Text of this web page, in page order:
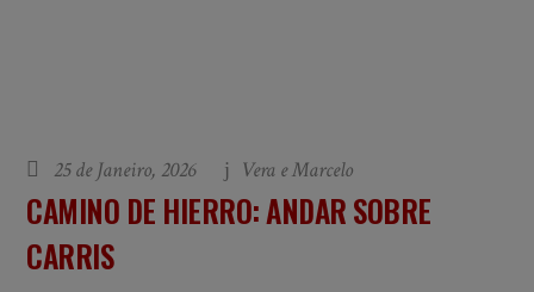
25 de Janeiro, 2026 Vera e Marcelo
CAMINO DE HIERRO: ANDAR SOBRE
CARRIS